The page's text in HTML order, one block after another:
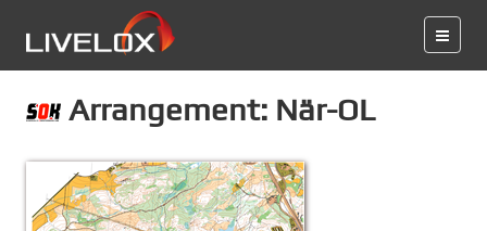
Arrangement: När-OL